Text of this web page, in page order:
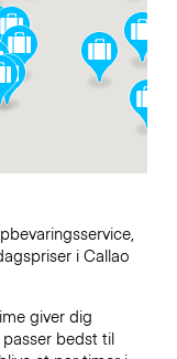
i Callao
giver dig
bedst til